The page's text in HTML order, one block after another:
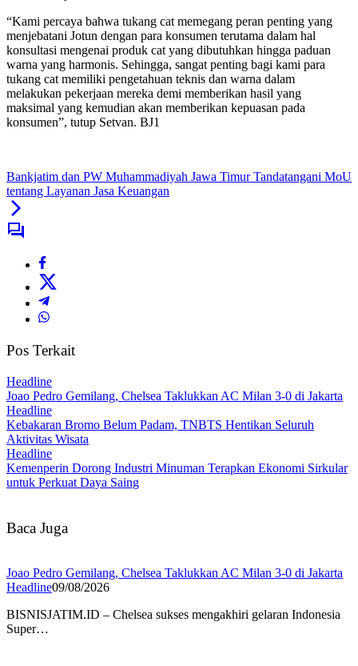
“Kami percaya bahwa tukang cat memegang peran penting yang
menjebatani Jotun dengan para konsumen terutama dalam hal
konsultasi mengenai produk cat yang dibutuhkan hingga paduan
warna yang harmonis. Sehingga, sangat penting bagi kami para
tukang cat memiliki pengetahuan teknis dan warna dalam
melakukan pekerjaan mereka demi memberikan hasil yang
maksimal yang kemudian akan memberikan kepuasan pada
konsumen”, tutup Setvan. BJ1
Bankjatim dan PW Muhammadiyah Jawa Timur Tandatangani MoU
tentang Layanan Jasa Keuangan
Pos Terkait
Headline
Joao Pedro Gemilang, Chelsea Taklukkan AC Milan 3-0 di Jakarta
Headline
Kebakaran Bromo Belum Padam, TNBTS Hentikan Seluruh
Aktivitas Wisata
Headline
Kemenperin Dorong Industri Minuman Terapkan Ekonomi Sirkular
untuk Perkuat Daya Saing
Baca Juga
Joao Pedro Gemilang, Chelsea Taklukkan AC Milan 3-0 di Jakarta
Headline09/08/2026
BISNISJATIM.ID – Chelsea sukses mengakhiri gelaran Indonesia
Super…